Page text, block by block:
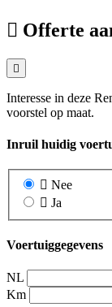
Offerte
Interesse in deze
voorstel op maat.
Inruil huidig
Nee
Ja
Voertuiggegevens
NL
Km